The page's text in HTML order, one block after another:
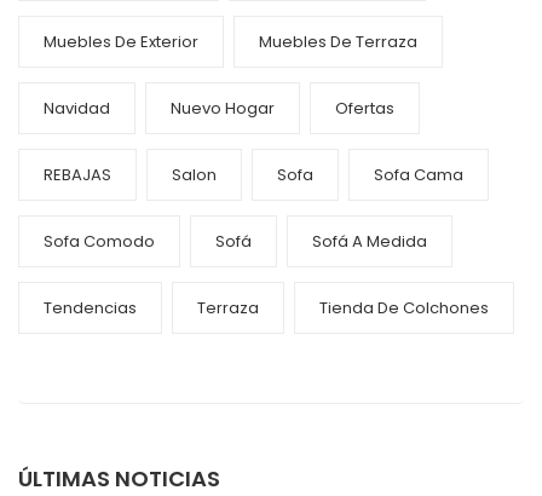
Muebles De Exterior Muebles De Terraza
Navidad Nuevo Hogar Ofertas
REBAJAS Salon Sofa Sofa Cama
Sofa Comodo Sofá Sofá A Medida
Tendencias Terraza Tienda De Colchones
ÚLTIMAS NOTICIAS